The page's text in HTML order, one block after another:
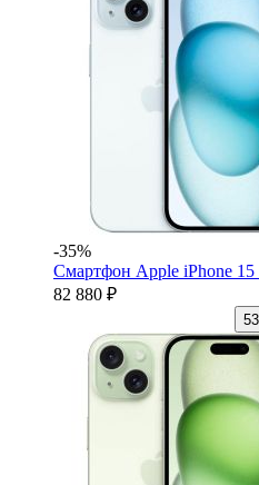
-35%
Смартфон Apple iPhone
82 880 ₽